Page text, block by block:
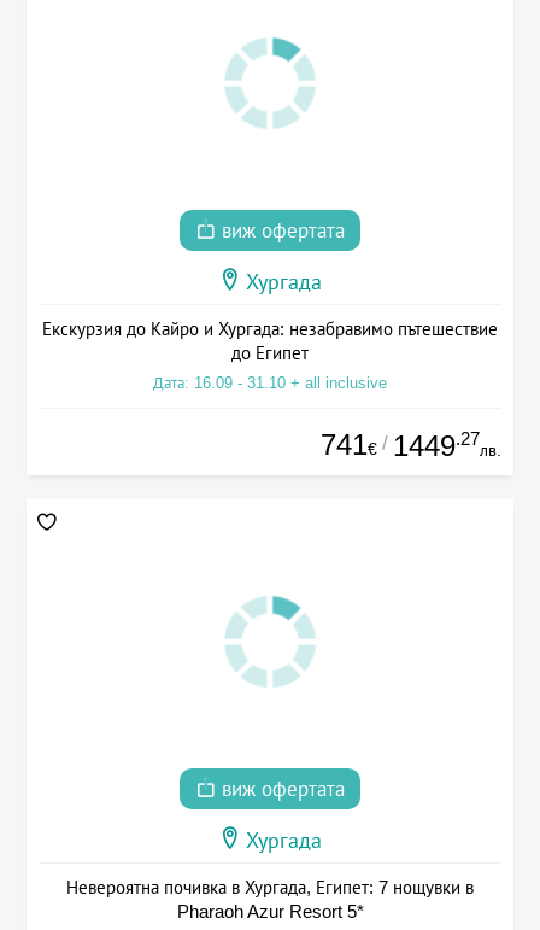
виж офертата
Хургада
Екскурзия до Кайро и Хургада: незабравимо пътешествие
до Египет
Дата: 16.09 - 31.10 + all inclusive
741€ / 1449.27
лв.
виж офертата
Хургада
Невероятна почивка в Хургада, Египет: 7 нощувки в
Pharaoh Azur Resort 5*